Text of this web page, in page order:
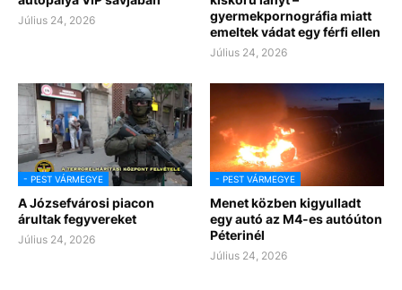
Július 24, 2026
gyermekpornográfia miatt
emeltek vádat egy férfi ellen
Július 24, 2026
- PEST VÁRMEGYE
A Józsefvárosi piacon
árultak fegyvereket
Július 24, 2026
- PEST VÁRMEGYE
Menet közben kigyulladt
egy autó az M4-es autóúton
Péterinél
Július 24, 2026